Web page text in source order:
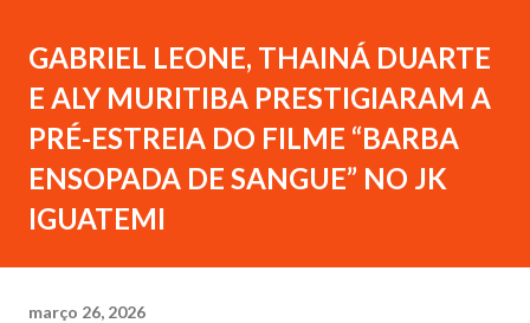
GABRIEL LEONE, THAINÁ DUARTE
E ALY MURITIBA PRESTIGIARAM A
PRÉ-ESTREIA DO FILME “BARBA
ENSOPADA DE SANGUE” NO JK
IGUATEMI
março 26, 2026